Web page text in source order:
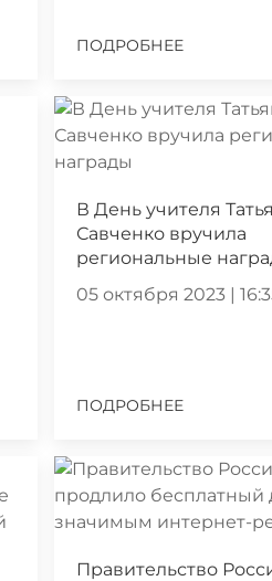
ПОДРОБНЕЕ
В День учителя
Савченко вручила
региональные
05 октября 2023 |
ПОДРОБНЕЕ
Правительство